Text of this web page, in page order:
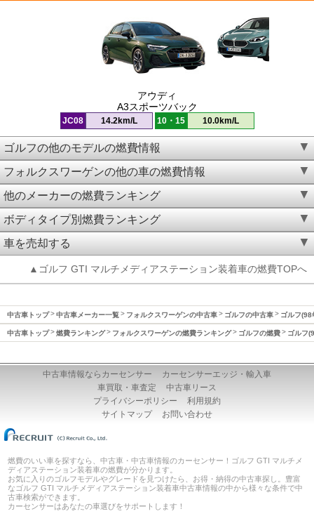
アウディ
A3スポーツバック
JC08 14.2km/L 10・15 10.0km/L
ゴルフの他のモデルの燃費情報
フォルクスワーゲンの他の車の燃費情報
他のメーカーの燃費ランキング
ボディタイプ別燃費ランキング
車を売却する
▲ゴルフ GTI マルチメディアステーション装着車の燃費TOPへ
中古車トップ 中古車メーカー一覧 フォルクスワーゲンの中古車 ゴルフの中古車 ゴルフ
中古車トップ 燃費ランキング フォルクスワーゲンの燃費ランキング ゴルフの燃費 ゴルフ
中古車情報ならカーセンサー
カーセンサーエッジ・輸入車
車買取・車査定
中古車リース
プライバシーポリシー
利用規約
サイトマップ
お問い合わせ
燃費のいい車を探すなら、中古車・中古車情報のカーセンサー！ゴルフ GTI マルチメ
ディアステーション装着車の燃費が分かります。
お気に入りのゴルフモデルやグレードを見つけたら、お得・納得の中古車探し。豊富
なゴルフ GTI マルチメディアステーション装着車中古車情報の中から様々な条件で中
古車検索ができます。
カーセンサーはあなたの車選びをサポートします！